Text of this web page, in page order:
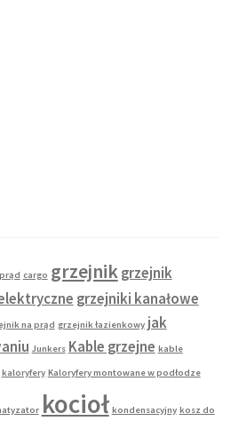
cargo grzejnik grzejnik
grzejniki kanałowe
na prąd grzejnik łazienkowy jak
Junkers Kable grzejne kable
kaloryfery Kaloryfery montowane w podłodze
kocioł kondensacyjny kosz do